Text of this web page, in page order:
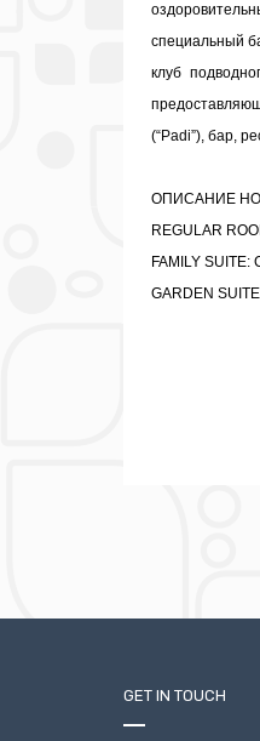
специальный
клуб
(“Padi”), бар,
ОПИСАНИЕ
REGULAR
FAMILY
GARDEN
GET IN TOUCH